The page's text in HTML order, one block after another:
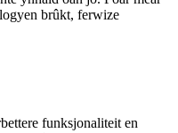
brûkt, ferwize
funksjonaliteit en